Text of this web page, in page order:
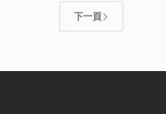
下一頁